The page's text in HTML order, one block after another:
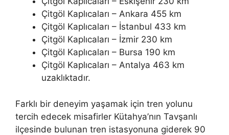
Çitgöl Kaplıcaları – Ankara 455 km
Çitgöl Kaplıcaları – İstanbul 433 km
Çitgöl Kaplıcaları – İzmir 230 km
Çitgöl Kaplıcaları – Bursa 190 km
Çitgöl Kaplıcaları – Antalya 463 km
uzaklıktadır.
Farklı bir deneyim yaşamak için tren yolunu
tercih edecek misafirler Kütahya’nın Tavşanlı
ilçesinde bulunan tren istasyonuna giderek 90